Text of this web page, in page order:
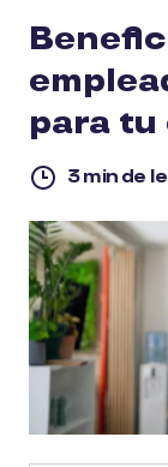
para tu
3 min de